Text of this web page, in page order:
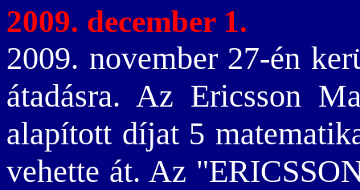
2009. december 1.
2009. november 27-én
átadásra. Az Ericsson
alapított díjat 5
vehette át. Az